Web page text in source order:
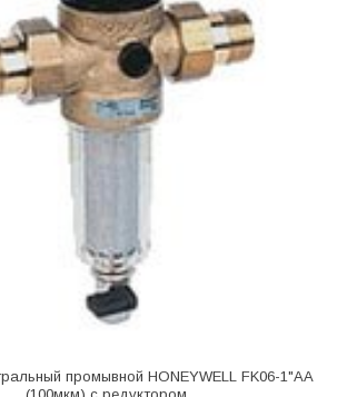
промывной HONEYWELL FK06-1"АА